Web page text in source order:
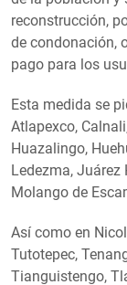
reconstrucción,
de condonación,
pago para los
Esta medida se
Atlapexco,
Huazalingo,
Ledezma,
Molango de
Así como en
Tutotepec,
Tianguistengo,